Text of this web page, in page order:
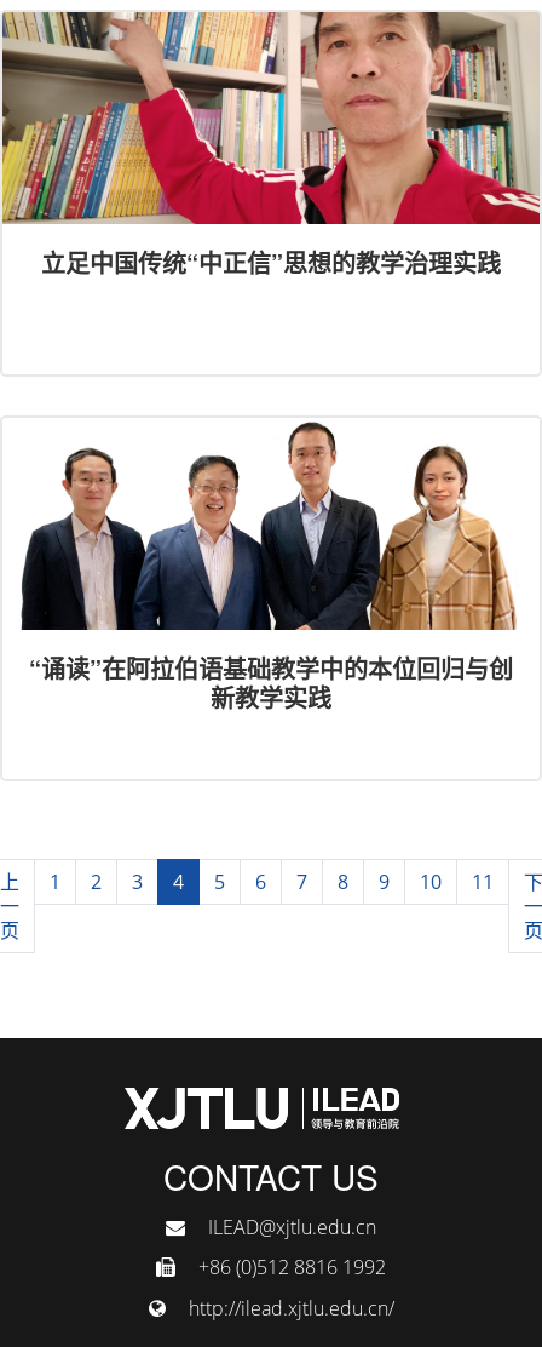
立足中国传统“中正信”思想的教学治理实践
“诵读”在阿拉伯语基础教学中的本位回归与创
新教学实践
上
一
页
1 2 3 4 5 6 7 8 9 10 11
下
一
页
CONTACT US
ILEAD@xjtlu.edu.cn
+86 (0)512 8816 1992
http://ilead.xjtlu.edu.cn/